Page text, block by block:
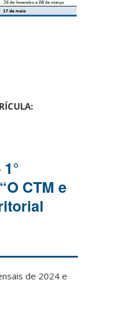
CTM e
de 2024 e